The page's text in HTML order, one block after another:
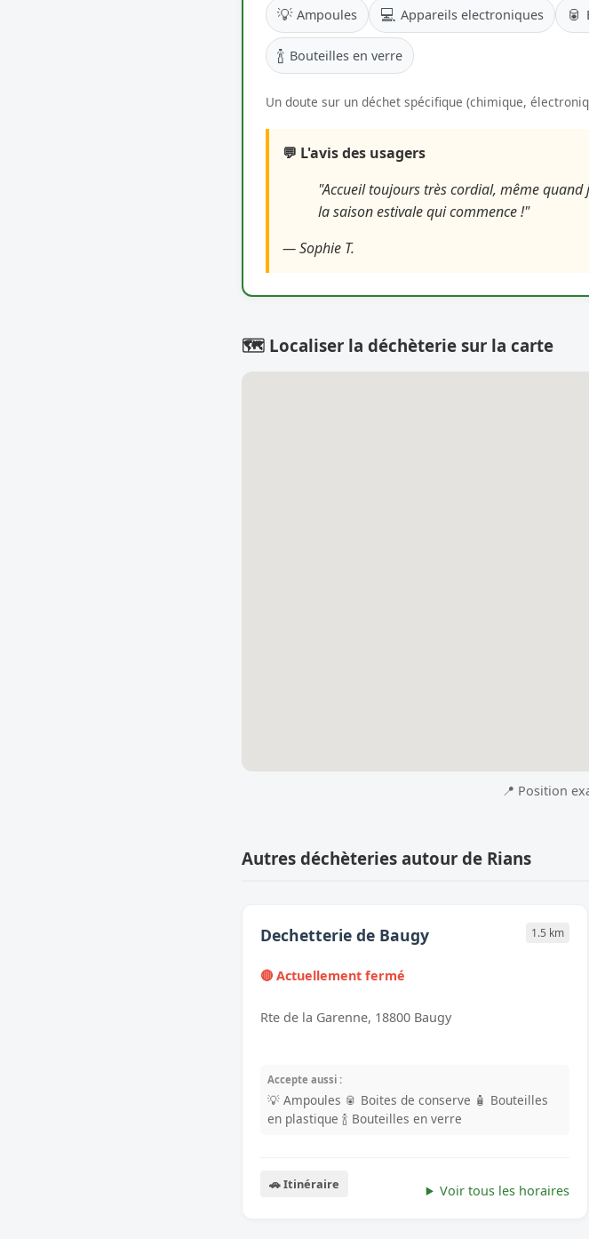
💡 Ampoules 💻 Appareils electroniques 🥫
🍾 Bouteilles en verre
Un doute sur un déchet spécifique (chimique,
💬 L'avis des usagers
"Accueil toujours très cordial, même
la saison estivale qui commence !"
— Sophie T.
🗺️ Localiser la déchèterie sur la carte
📍 Position
Autres déchèteries autour de Rians
Dechetterie de Baugy 1.5 km
🔴 Actuellement fermé
Rte de la Garenne, 18800 Baugy
Accepte aussi :
💡 Ampoules 🥫 Boites de conserve 🧴 Bouteilles
en plastique 🍾 Bouteilles en verre
🚗 Itinéraire Voir tous les horaires